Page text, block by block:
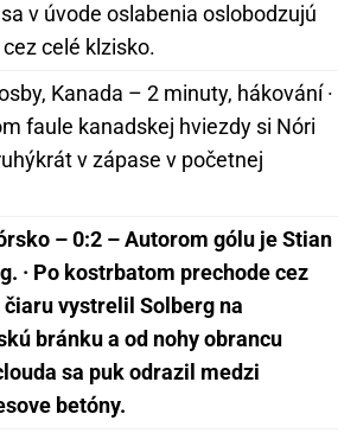
v úvode oslabenia oslobodzujú
celé klzisko.
Kanada – 2 minuty, hákování ·
faule kanadskej hviezdy si Nóri
v zápase v početnej
– 0:2 – Autorom gólu je Stian
· Po kostrbatom prechode cez
čiaru vystrelil Solberg na
bránku a od nohy obrancu
sa puk odrazil medzi
betóny.